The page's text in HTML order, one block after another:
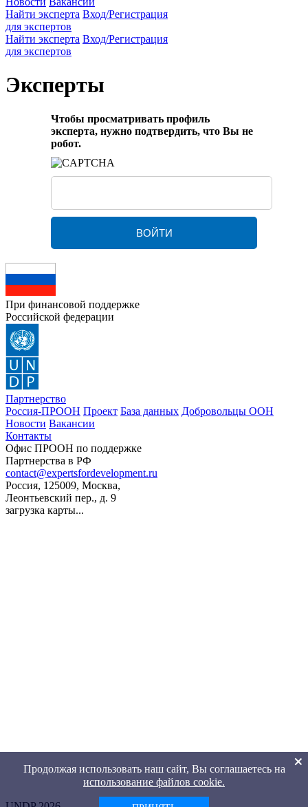
Найти эксперта Вход/Регистрация
для экспертов
Найти эксперта Вход/Регистрация
для экспертов
Эксперты
Чтобы просматривать профиль
эксперта, нужно подтвердить, что Вы не
робот.
При финансовой поддержке
Российской федерации
Партнерство
Россия-ПРООН Проект База данных Добровольцы ООН
Новости Вакансии
Контакты
Офис ПРООН по поддержке
Партнерства в РФ
contact@expertsfordevelopment.ru
Россия, 125009, Москва,
Леонтьевский пер., д. 9
загрузка карты...
Продолжая использовать наш сайт, Вы соглашаетесь на
использование файлов cookie.